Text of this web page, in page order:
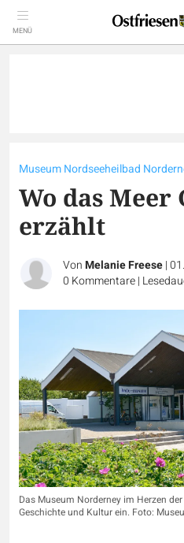
MENÜ
Museum Nordseeheilbad
Wo das Meer
erzählt
VonMelanie Freese|
0 Kommentare|
Das Museum Norderney im Herzen
Geschichte und Kultur ein. Foto: